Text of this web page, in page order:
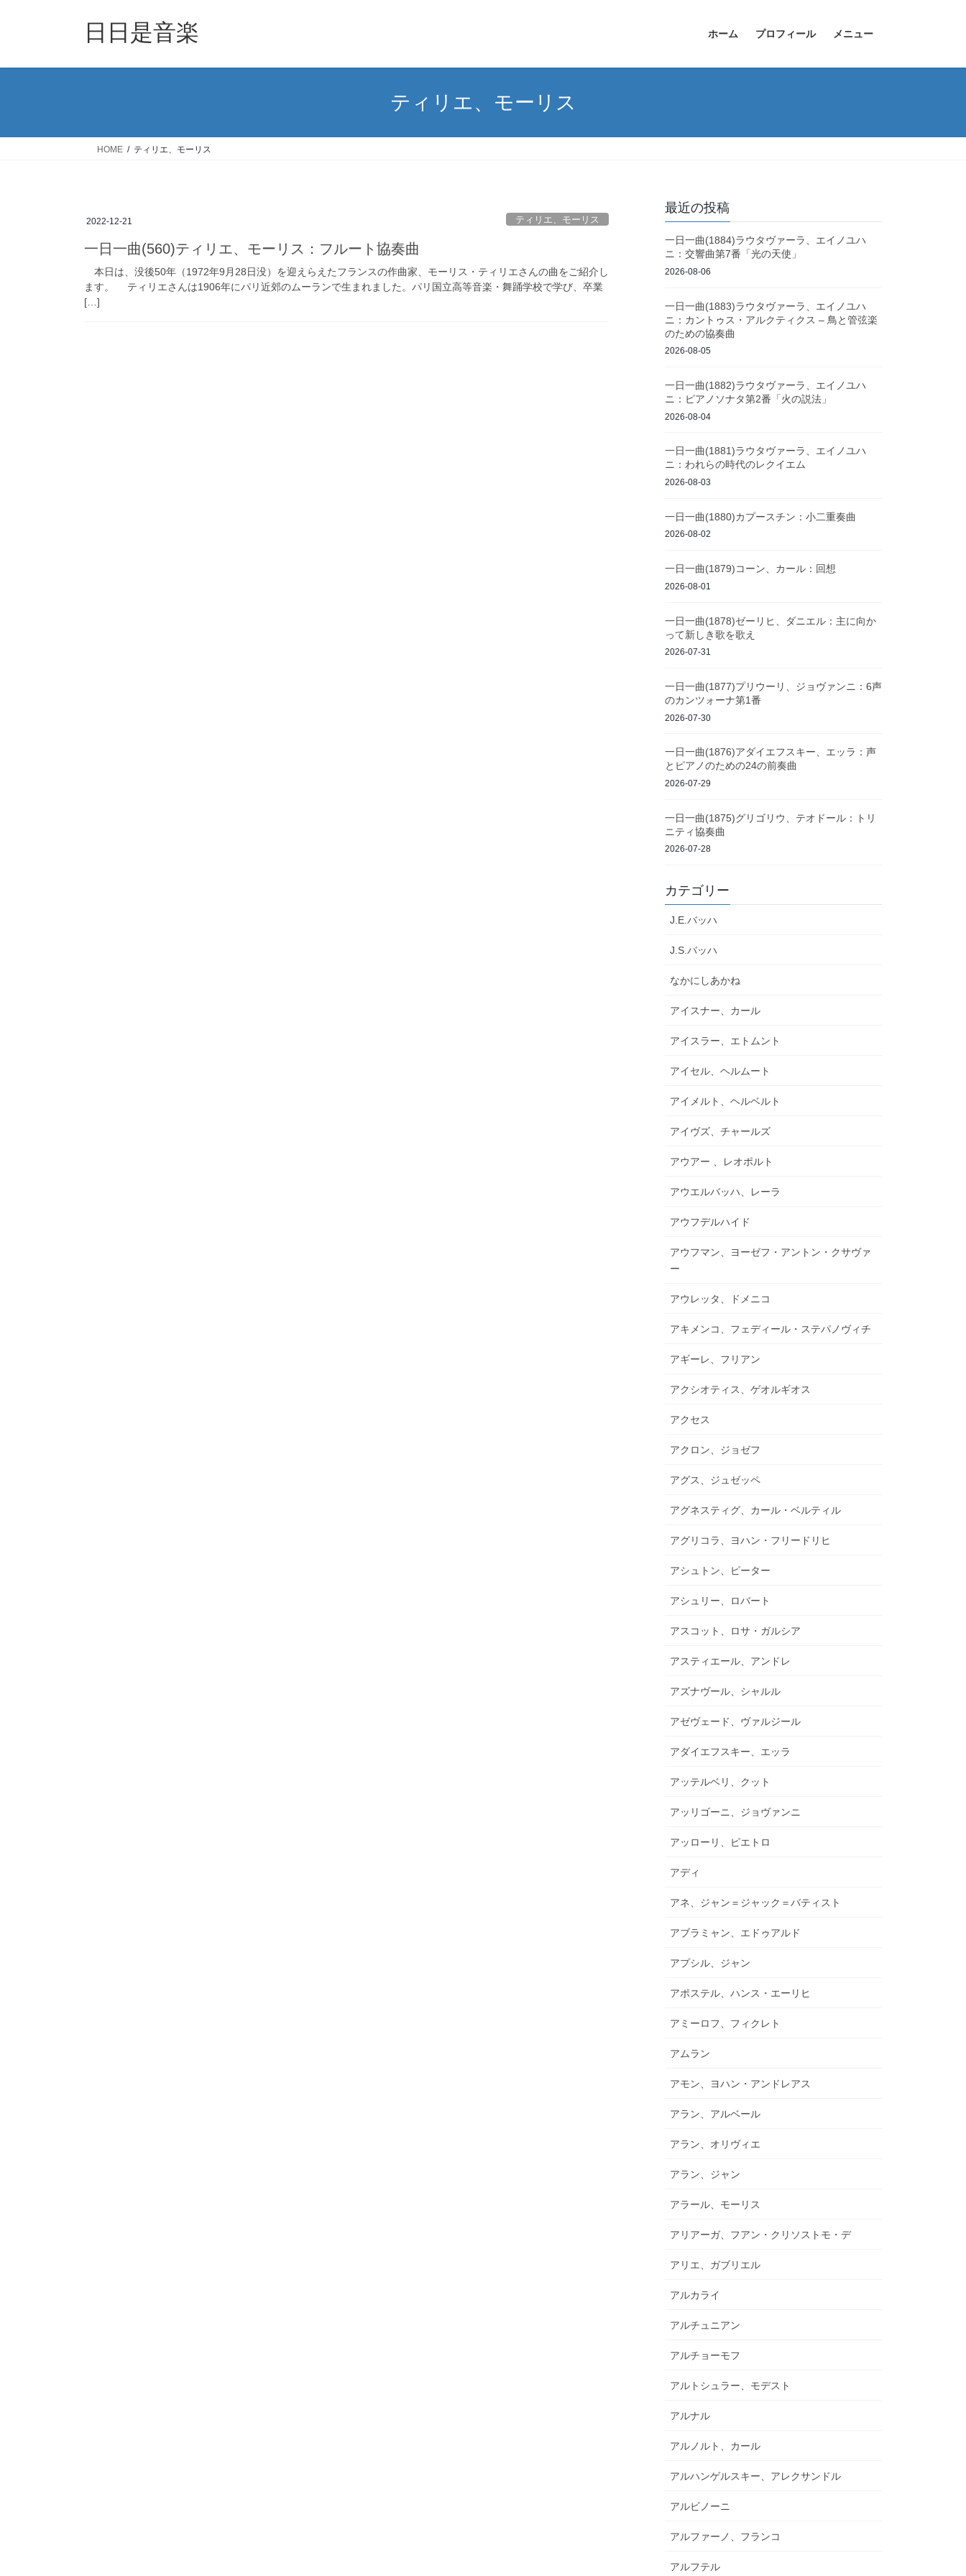
日日是音楽 ホーム プロフィール メニュー
ティリエ、モーリス
HOME ティリエ、モーリス
2022-12-21 ティリエ、モーリス
一日一曲(560)ティリエ、モーリス：フルート協奏曲
本日は、没後50年（1972年9月28日没）を迎えらえたフランスの作曲家、モーリス・ティリエさんの曲をご紹介し
ます。 ティリエさんは1906年にパリ近郊のムーランで生まれました。パリ国立高等音楽・舞踊学校で学び、卒業
[…]
最近の投稿
一日一曲(1884)ラウタヴァーラ、エイノユハ
ニ：交響曲第7番「光の天使」
2026-08-06
一日一曲(1883)ラウタヴァーラ、エイノユハ
ニ：カントゥス・アルクティクス – 鳥と管弦楽
のための協奏曲
2026-08-05
一日一曲(1882)ラウタヴァーラ、エイノユハ
ニ：ピアノソナタ第2番「火の説法」
2026-08-04
一日一曲(1881)ラウタヴァーラ、エイノユハ
ニ：われらの時代のレクイエム
2026-08-03
一日一曲(1880)カプースチン：小二重奏曲
2026-08-02
一日一曲(1879)コーン、カール：回想
2026-08-01
一日一曲(1878)ゼーリヒ、ダニエル：主に向か
って新しき歌を歌え
2026-07-31
一日一曲(1877)プリウーリ、ジョヴァンニ：6声
のカンツォーナ第1番
2026-07-30
一日一曲(1876)アダイエフスキー、エッラ：声
とピアノのための24の前奏曲
2026-07-29
一日一曲(1875)グリゴリウ、テオドール：トリ
ニティ協奏曲
2026-07-28
カテゴリー
J.E.バッハ
J.S.バッハ
なかにしあかね
アイスナー、カール
アイスラー、エトムント
アイセル、ヘルムート
アイメルト、ヘルベルト
アイヴズ、チャールズ
アウアー 、レオポルト
アウエルバッハ、レーラ
アウフデルハイド
アウフマン、ヨーゼフ・アントン・クサヴァ
ー
アウレッタ、ドメニコ
アキメンコ、フェディール・ステパノヴィチ
アギーレ、フリアン
アクシオティス、ゲオルギオス
アクセス
アクロン、ジョゼフ
アグス、ジュゼッペ
アグネスティグ、カール・ベルティル
アグリコラ、ヨハン・フリードリヒ
アシュトン、ピーター
アシュリー、ロバート
アスコット、ロサ・ガルシア
アスティエール、アンドレ
アズナヴール、シャルル
アゼヴェード、ヴァルジール
アダイエフスキー、エッラ
アッテルベリ、クット
アッリゴーニ、ジョヴァンニ
アッローリ、ピエトロ
アディ
アネ、ジャン＝ジャック＝バティスト
アブラミャン、エドゥアルド
アプシル、ジャン
アポステル、ハンス・エーリヒ
アミーロフ、フィクレト
アムラン
アモン、ヨハン・アンドレアス
アラン、アルベール
アラン、オリヴィエ
アラン、ジャン
アラール、モーリス
アリアーガ、フアン・クリソストモ・デ
アリエ、ガブリエル
アルカライ
アルチュニアン
アルチョーモフ
アルトシュラー、モデスト
アルナル
アルノルト、カール
アルハンゲルスキー、アレクサンドル
アルビノーニ
アルファーノ、フランコ
アルフテル